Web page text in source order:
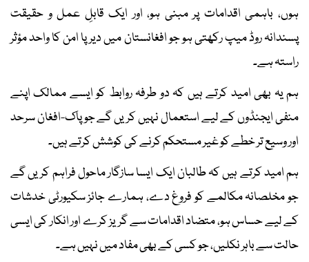
ہوں، باہمی اقدامات پر مبنی ہو، اور ایک قابلِ عمل و حقیقت
پسندانہ روڈ میپ رکھتی ہو جو افغانستان میں دیرپا امن کا واحد مؤثر
راستہ ہے۔
ہم یہ بھی امید کرتے ہیں کہ دو طرفہ روابط کو ایسے ممالک اپنے
منفی ایجنڈوں کے لیے استعمال نہیں کریں گے جو پاک-افغان سرحد
اور وسیع تر خطے کو غیر مستحکم کرنے کی کوشش کرتے ہیں۔
ہم امید کرتے ہیں کہ طالبان ایک ایسا سازگار ماحول فراہم کریں گے
جو مخلصانہ مکالمے کو فروغ دے، ہمارے جائز سکیورٹی خدشات
کے لیے حساس ہو، متضاد اقدامات سے گریز کرے اور انکار کی ایسی
حالت سے باہر نکلیں، جو کسی کے بھی مفاد میں نہیں ہے۔